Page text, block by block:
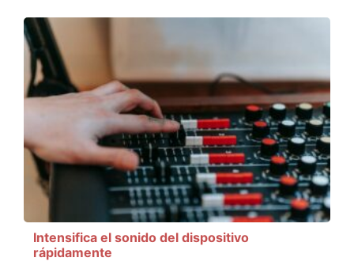
Intensifica el sonido del dispositivo
rápidamente